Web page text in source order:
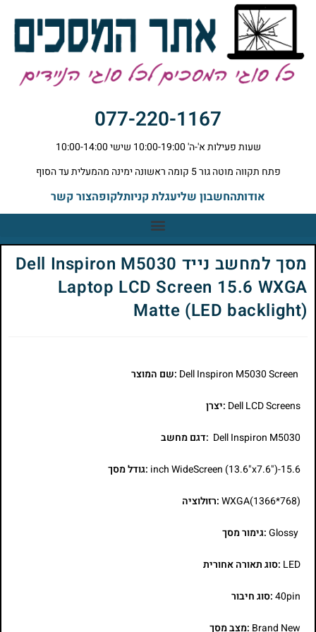
077-220-1167
שעות פעילות א'-ה' 10:00-19:00 שישי 10:00-14:00
פתח תקווה מוטה גור 5 קומה ראשונה ימינה מהמעלית עד הסוף
אודותהחשבון שליעגלת קניותלקופהצור קשר
מסך למחשב נייד Dell Inspiron M5030
Laptop LCD Screen 15.6 WXGA
Matte (LED backlight)
:שם המוצר
Dell LCD Screens :יצרן
Dell Inspiron M5030 :דגם מחשב
15.6-inch WideScreen (13.6"x7.6") :גודל מסך
WXGA(1366*768):רזולוציה
Glossy:גימור מסך
LED :סוג תאורה אחורית
40pin:סוג חיבור
Brand New :מצב מסך